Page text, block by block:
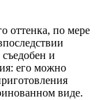
оттенка, по мере
и
его можно
виде.